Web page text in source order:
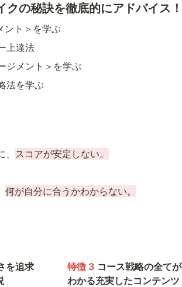
の秘訣を徹底的にアドバイス！
ント＞を学ぶ
上達法
ジメント＞を学ぶ
法を学ぶ
スコアが安定しない。
何が自分に合うかわからない。
を追求
特徴 3 コース戦略の全てが
わかる充実したコンテンツ